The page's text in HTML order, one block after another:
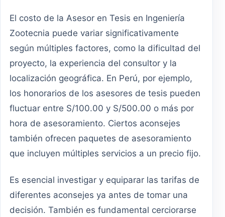
El costo de la Asesor en Tesis en Ingeniería
Zootecnia puede variar significativamente
según múltiples factores, como la dificultad del
proyecto, la experiencia del consultor y la
localización geográfica. En Perú, por ejemplo,
los honorarios de los asesores de tesis pueden
fluctuar entre S/100.00 y S/500.00 o más por
hora de asesoramiento. Ciertos aconsejes
también ofrecen paquetes de asesoramiento
que incluyen múltiples servicios a un precio fijo.
Es esencial investigar y equiparar las tarifas de
diferentes aconsejes ya antes de tomar una
decisión. También es fundamental cerciorarse